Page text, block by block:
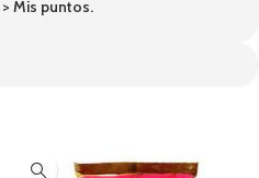
> Mis puntos.